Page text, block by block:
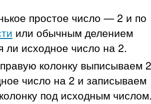
простое число — 2 и по
или обычным делением
ли исходное число на 2.
колонку выписываем
число на 2 и записываем
под исходным числом.